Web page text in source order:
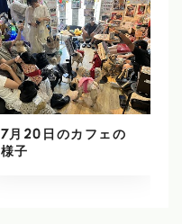
7月20日のカフェの
様子